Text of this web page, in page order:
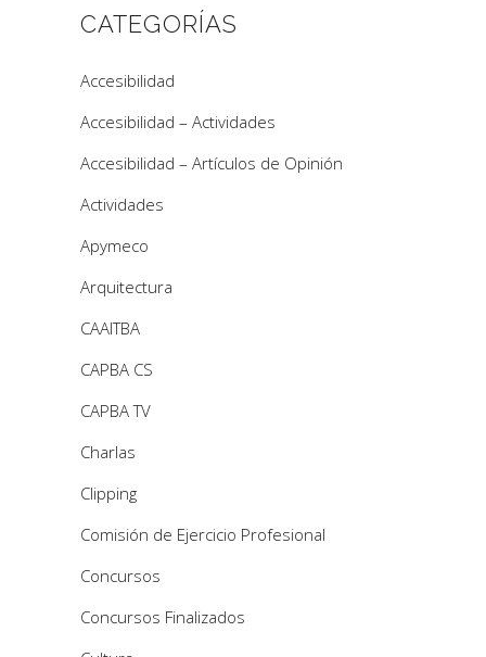
CATEGORÍAS
Accesibilidad
Accesibilidad – Actividades
Accesibilidad – Artículos de Opinión
Actividades
Apymeco
Arquitectura
CAAITBA
CAPBA CS
CAPBA TV
Charlas
Clipping
Comisión de Ejercicio Profesional
Concursos
Concursos Finalizados